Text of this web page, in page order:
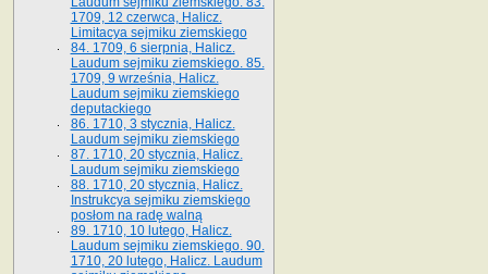
1709, 12 czerwca, Halicz.
Limitacya sejmiku ziemskiego
84. 1709, 6 sierpnia, Halicz.
Laudum sejmiku ziemskiego. 85.
1709, 9 września, Halicz.
Laudum sejmiku ziemskiego
deputackiego
86. 1710, 3 stycznia, Halicz.
Laudum sejmiku ziemskiego
87. 1710, 20 stycznia, Halicz.
Laudum sejmiku ziemskiego
88. 1710, 20 stycznia, Halicz.
Instrukcya sejmiku ziemskiego
posłom na radę walną
89. 1710, 10 lutego, Halicz.
Laudum sejmiku ziemskiego. 90.
1710, 20 lutego, Halicz. Laudum